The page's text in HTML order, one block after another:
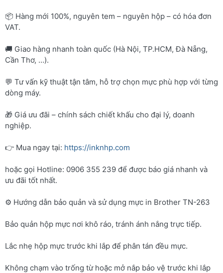
📦 Hàng mới 100%, nguyên tem – nguyên hộp – có hóa đơn
VAT.
🚚 Giao hàng nhanh toàn quốc (Hà Nội, TP.HCM, Đà Nẵng,
Cần Thơ, …).
💬 Tư vấn kỹ thuật tận tâm, hỗ trợ chọn mực phù hợp với từng
dòng máy.
🎁 Giá ưu đãi – chính sách chiết khấu cho đại lý, doanh
nghiệp.
👉 Mua ngay tại: https://inknhp.com
hoặc gọi Hotline: 0906 355 239 để được báo giá nhanh và
ưu đãi tốt nhất.
⚙️ Hướng dẫn bảo quản và sử dụng mực in Brother TN-263
Bảo quản hộp mực nơi khô ráo, tránh ánh nắng trực tiếp.
Lắc nhẹ hộp mực trước khi lắp để phân tán đều mực.
Không chạm vào trống từ hoặc mở nắp bảo vệ trước khi lắp